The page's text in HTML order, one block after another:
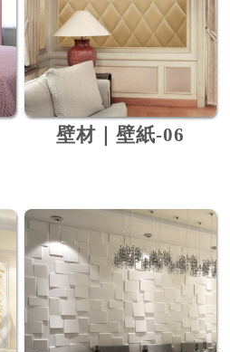
壁材｜壁紙-06